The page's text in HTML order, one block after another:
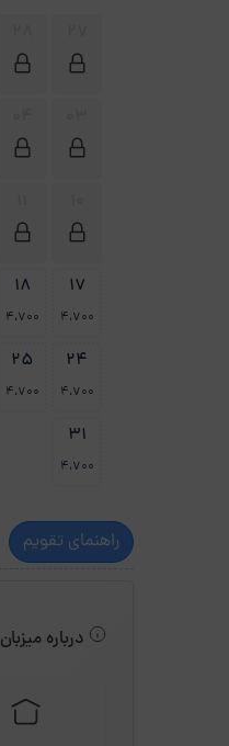
17
4،700
18
4،700
24
4،700
25
4،700
31
4،700
راهنمای تقویم
درباره میزبان